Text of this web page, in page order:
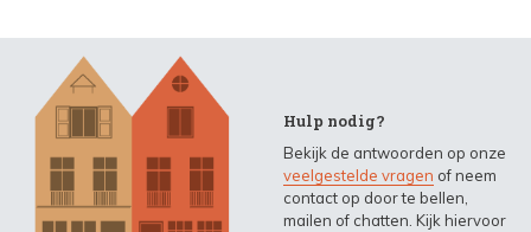
Hulp nodig?
Bekijk de antwoorden op onze
veelgestelde vragen of neem
contact op door te bellen,
mailen of chatten. Kijk hiervoor